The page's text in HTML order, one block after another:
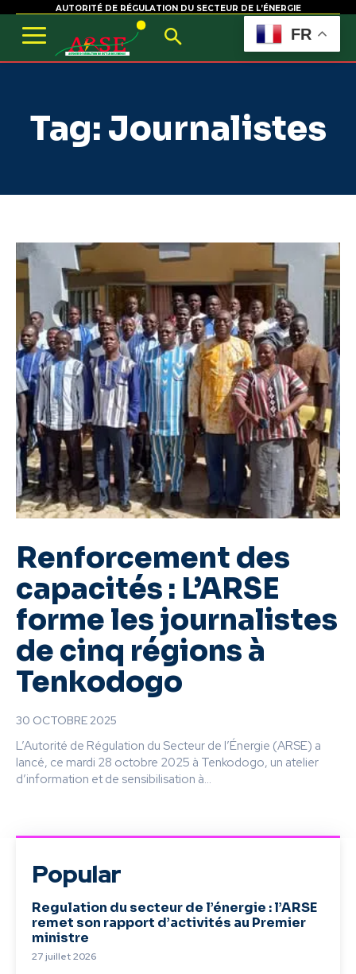
AUTORITÉ DE RÉGULATION DU SECTEUR DE L’ÉNERGIE
Tag: Journalistes
Renforcement des
capacités : L’ARSE
forme les journalistes
de cinq régions à
Tenkodogo
30 OCTOBRE 2025
L’Autorité de Régulation du Secteur de l’Énergie (ARSE) a
lancé, ce mardi 28 octobre 2025 à Tenkodogo, un atelier
d’information et de sensibilisation à...
Popular
Regulation du secteur de l’énergie : l’ARSE
remet son rapport d’activités au Premier
ministre
27 juillet 2026
FR